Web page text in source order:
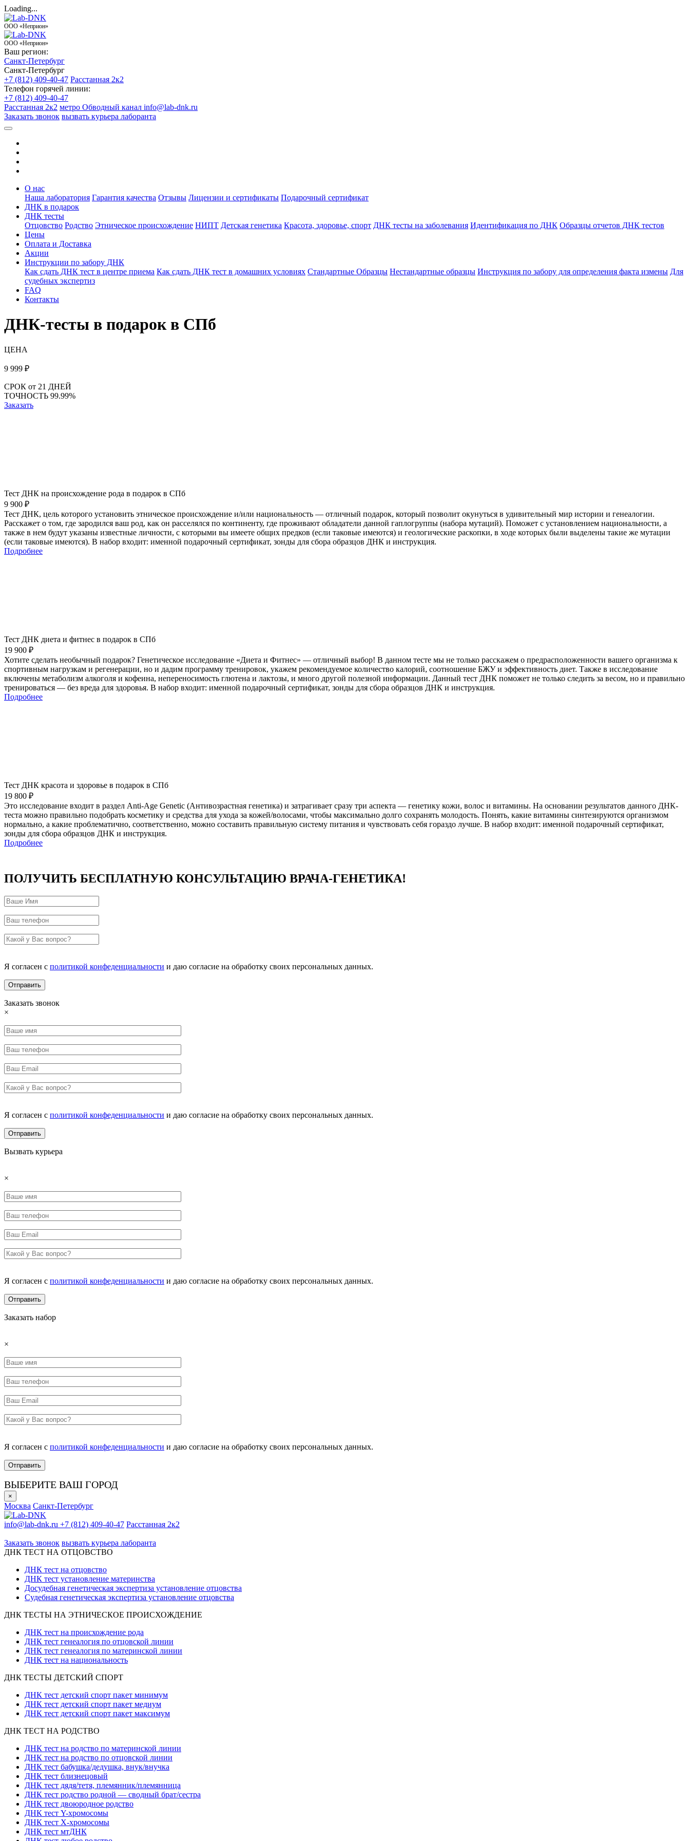
Loading...
ООО «Неприон»
ООО «Неприон»
Ваш регион:
Санкт-Петербург
Санкт-Петербург
+7 (812) 409-40-47 Расстанная 2к2
Телефон горячей линии:
+7 (812) 409-40-47
Расстанная 2к2 метро Обводный канал info@lab-dnk.ru
Заказать звонок вызвать курьера лаборанта
О нас
Наша лаборатория Гарантия качества Отзывы Лицензии и сертификаты Подарочный сертификат
ДНК в подарок
ДНК тесты
Отцовство Родство Этническое происхождение НИПТ Детская генетика Красота, здоровье, спорт ДНК тесты на заболевания Идентификация по ДНК Образцы отчетов ДНК тестов
Цены
Оплата и Доставка
Акции
Инструкции по забору ДНК
Как сдать ДНК тест в центре приема Как сдать ДНК тест в домашних условиях Стандартные Образцы Нестандартные образцы Инструкция по забору для определения факта измены Для
судебных экспертиз
FAQ
Контакты
ДНК-тесты в подарок в СПб
ЦЕНА
9 999 ₽
СРОК от 21 ДНЕЙ
ТОЧНОСТЬ 99.99%
Заказать
Тест ДНК на происхождение рода в подарок в СПб
9 900 ₽
Тест ДНК, цель которого установить этническое происхождение и/или национальность — отличный подарок, который позволит окунуться в удивительный мир истории и генеалогии.
Расскажет о том, где зародился ваш род, как он расселялся по континенту, где проживают обладатели данной гаплогруппы (набора мутаций). Поможет с установлением национальности, а
также в нем будут указаны известные личности, с которыми вы имеете общих предков (если таковые имеются) и геологические раскопки, в ходе которых были выделены такие же мутации
(если таковые имеются). В набор входит: именной подарочный сертификат, зонды для сбора образцов ДНК и инструкция.
Подробнее
Тест ДНК диета и фитнес в подарок в СПб
19 900 ₽
Хотите сделать необычный подарок? Генетическое исследование «Диета и Фитнес» — отличный выбор! В данном тесте мы не только расскажем о предрасположенности вашего организма к
спортивным нагрузкам и регенерации, но и дадим программу тренировок, укажем рекомендуемое количество калорий, соотношение БЖУ и эффективность диет. Также в исследование
включены метаболизм алкоголя и кофеина, непереносимость глютена и лактозы, и много другой полезной информации. Данный тест ДНК поможет не только следить за весом, но и правильно
тренироваться — без вреда для здоровья. В набор входит: именной подарочный сертификат, зонды для сбора образцов ДНК и инструкция.
Подробнее
Тест ДНК красота и здоровье в подарок в СПб
19 800 ₽
Это исследование входит в раздел Anti-Age Genetic (Антивозрастная генетика) и затрагивает сразу три аспекта — генетику кожи, волос и витамины. На основании результатов данного ДНК-
теста можно правильно подобрать косметику и средства для ухода за кожей/волосами, чтобы максимально долго сохранять молодость. Понять, какие витамины синтезируются организмом
нормально, а какие проблематично, соответственно, можно составить правильную систему питания и чувствовать себя гораздо лучше. В набор входит: именной подарочный сертификат,
зонды для сбора образцов ДНК и инструкция.
Подробнее
ПОЛУЧИТЬ БЕСПЛАТНУЮ КОНСУЛЬТАЦИЮ ВРАЧА-ГЕНЕТИКА!
Я согласен с политикой конфеденциальности и даю согласие на обработку своих персональных данных.
Заказать звонок
×
Я согласен с политикой конфеденциальности и даю согласие на обработку своих персональных данных.
Вызвать курьера
×
Я согласен с политикой конфеденциальности и даю согласие на обработку своих персональных данных.
Заказать набор
×
Я согласен с политикой конфеденциальности и даю согласие на обработку своих персональных данных.
ВЫБЕРИТЕ ВАШ ГОРОД
×
Москва Санкт-Петербург
info@lab-dnk.ru +7 (812) 409-40-47 Расстанная 2к2
Заказать звонок вызвать курьера лаборанта
ДНК ТЕСТ НА ОТЦОВСТВО
ДНК тест на отцовство
ДНК тест установление материнства
Досудебная генетическая экспертиза установление отцовства
Судебная генетическая экспертиза установление отцовства
ДНК ТЕСТЫ НА ЭТНИЧЕСКОЕ ПРОИСХОЖДЕНИЕ
ДНК тест на происхождение рода
ДНК тест генеалогия по отцовской линии
ДНК тест генеалогия по материнской линии
ДНК тест на национальность
ДНК ТЕСТЫ ДЕТСКИЙ СПОРТ
ДНК тест детский спорт пакет минимум
ДНК тест детский спорт пакет медиум
ДНК тест детский спорт пакет максимум
ДНК ТЕСТ НА РОДСТВО
ДНК тест на родство по материнской линии
ДНК тест на родство по отцовской линии
ДНК тест бабушка/дедушка, внук/внучка
ДНК тест близнецовый
ДНК тест дядя/тетя, племянник/племянница
ДНК тест родство родной — сводный брат/сестра
ДНК тест двоюродное родство
ДНК тест Y-хромосомы
ДНК тест X-хромосомы
ДНК тест мтДНК